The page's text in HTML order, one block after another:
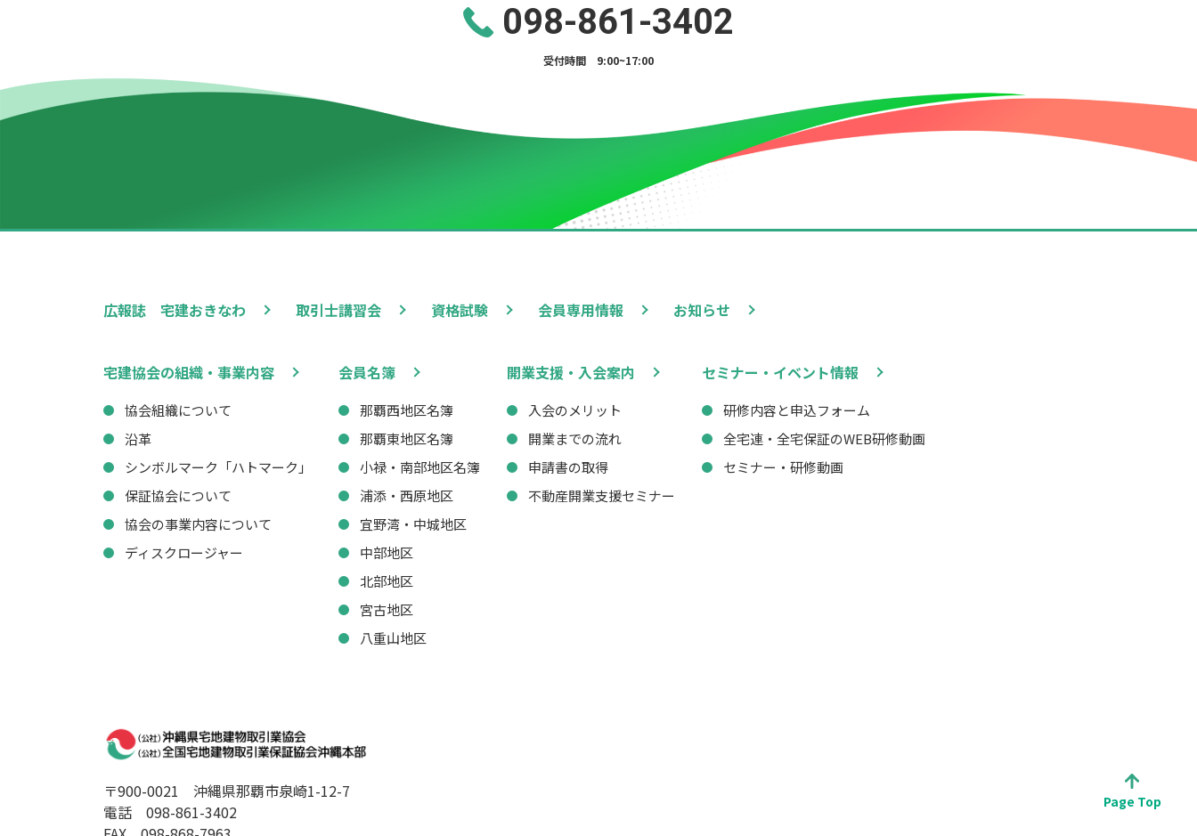
098-861-3402
受付時間 9:00~17:00
広報誌 宅建おきなわ 取引士講習会 資格試験 会員専用情報 お知らせ
宅建協会の組織・事業内容
協会組織について
沿革
シンボルマーク「ハトマーク」
保証協会について
協会の事業内容について
ディスクロージャー
会員名簿
那覇西地区名簿
那覇東地区名簿
小禄・南部地区名簿
浦添・西原地区
宜野湾・中城地区
中部地区
北部地区
宮古地区
八重山地区
開業支援・入会案内
入会のメリット
開業までの流れ
申請書の取得
不動産開業支援セミナー
セミナー・イベント情報
研修内容と申込フォーム
全宅連・全宅保証のWEB研修動画
セミナー・研修動画
〒900-0021 沖縄県那覇市泉崎1-12-7
電話 098-861-3402
Page Top